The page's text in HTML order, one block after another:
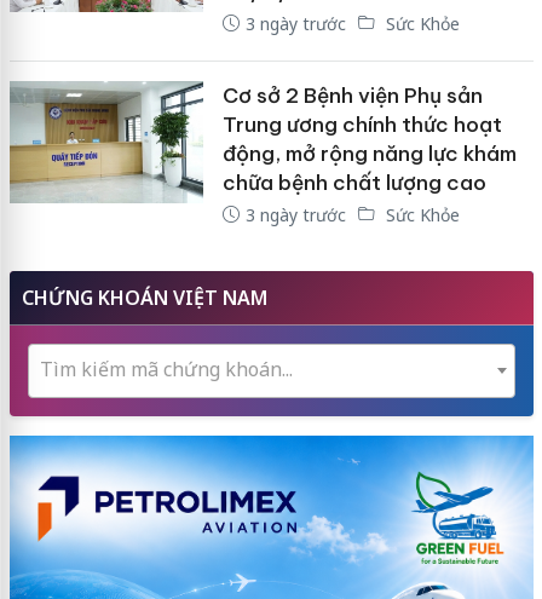
3 ngày trước Sức Khỏe
Cơ sở 2 Bệnh viện Phụ sản
Trung ương chính thức hoạt
động, mở rộng năng lực khám
chữa bệnh chất lượng cao
3 ngày trước Sức Khỏe
CHỨNG KHOÁN VIỆT NAM
Tìm kiếm mã chứng khoán...